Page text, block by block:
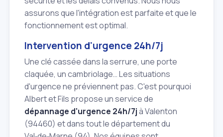
assurons que l'intégration est parfaite et que le
fonctionnement est optimal.
Intervention d'urgence 24h/7j
Une clé cassée dans la serrure, une porte
claquée, un cambriolage… Les situations
d'urgence ne préviennent pas. C'est pourquoi
Albert et Fils propose un service de
dépannage d'urgence 24h/7jà Valenton
(94460) et dans tout le département du